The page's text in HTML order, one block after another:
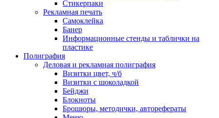
Стикерпаки
Рекламная печать
Самоклейка
Банер
Информационные стенды и таблички на
пластике
Полиграфия
Деловая и рекламная полиграфия
Визитки цвет, ч/б
Визитки с шоколадкой
Бейджи
Блокноты
Брошюры, методички, авторефераты